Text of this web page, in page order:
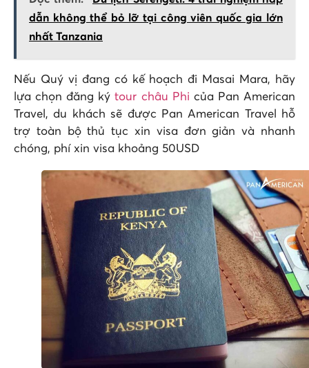
dẫn không thể bỏ lỡ tại công viên quốc gia lớn
nhất Tanzania
Nếu Quý vị đang có kế hoạch đi Masai Mara, hãy
lựa chọn đăng kýtour châu Phi của Pan American
Travel,du khách sẽ được Pan American Travel hỗ
trợ toàn bộ thủ tục xin visa đơn giản và nhanh
chóng, phí xin visa khoảng 50USD